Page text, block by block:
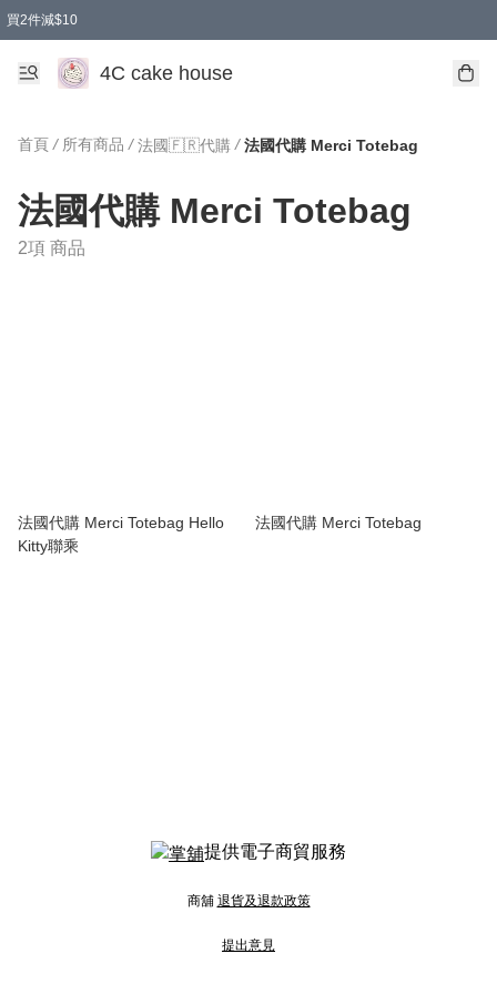
買2件減$10
任選兩件減$10
買兩盒減$10
買兩件減$10
買2件減$10
4C cake house
首頁 / 所有商品 / 法國🇫🇷代購 / 法國代購 Merci Totebag
法國代購 Merci Totebag
2項 商品
法國代購 Merci Totebag Hello
Kitty聯乘
法國代購 Merci Totebag
提供電子商貿服務
商舖 退貨及退款政策
提出意見